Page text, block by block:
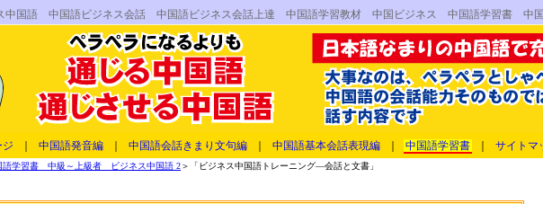
中国語 中国語ビジネス会話 中国語ビジネス会話上達 中国語学習教材 中国ビジネス 中国語学習書 中
ジ 中国語発音編 中国語会話きまり文句編 中国語基本会話表現編 中国語学習書 サイトマ
語学習書 中級～上級者 ビジネス中国語 2＞「ビジネス中国語トレーニング―会話と文書」